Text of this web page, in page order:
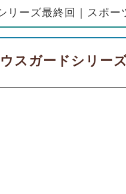
リーズ最終回｜スポ
スガードシリ